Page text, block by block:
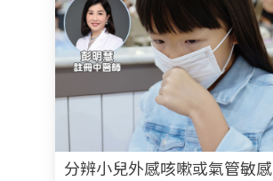
分辨小兒外感咳嗽或氣管敏感